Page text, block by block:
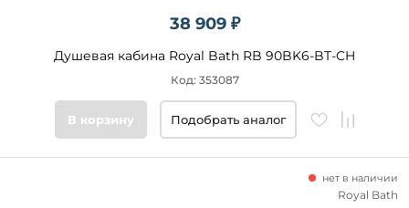
38 909 ₽
Душевая кабина Royal Bath RB 90BK6-BT-CH
Код: 353087
В корзину Подобрать аналог
нет в наличии
Royal Bath